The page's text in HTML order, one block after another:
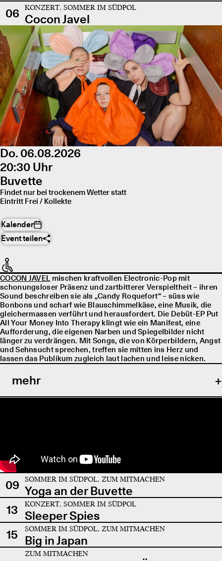
06 KONZERT, SOMMER IM SÜDPOL
Cocon Javel
Do. 06.08.2026
20:30 Uhr
Buvette
Findet nur bei trockenem Wetter statt
Eintritt Frei / Kollekte
Kalender
Event teilen
COCON JAVELmischen kraftvollen Electronic-Pop mit
schonungsloser Präsenz und zartbitterer Verspieltheit – ihren
Sound beschreiben sie als „Candy Roquefort“ – süss wie
Bonbons und scharf wie Blauschimmelkäse, eine Musik, die
gleichermassen verführt und herausfordert. Die Debüt-EP Put
All Your Money Into Therapy klingt wie ein Manifest, eine
Aufforderung, die eigenen Narben und Spiegelbilder nicht
länger zu verdrängen. Mit Songs, die von Körperbildern, Angst
und Sehnsucht sprechen, treffen sie mitten ins Herz und
lassen das Publikum zugleich laut lachen und leise nicken.
mehr
09 SOMMER IM SÜDPOL, ZUM MITMACHEN
Yoga an der Buvette
13
KONZERT, SOMMER IM SÜDPOL
Sleeper Spies
15
SOMMER IM SÜDPOL, ZUM MITMACHEN
Big in Japan
ZUM MITMACHEN